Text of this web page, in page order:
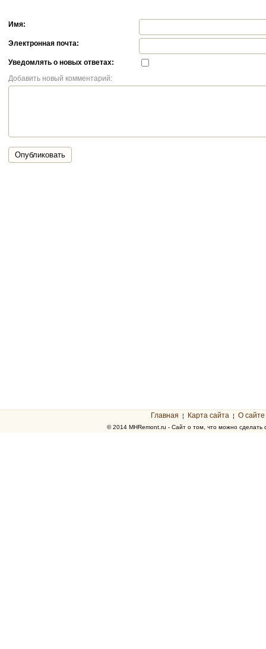
Имя:
Электронная почта:
Уведомлять о новых ответах:
Добавить новый комментарий:
Опубликовать
Главная ¦ Карта сайта ¦ О сайте
© 2014 MHRemont.ru - Сайт о том, что можно сделать